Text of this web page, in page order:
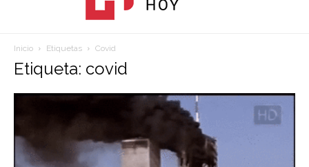
Hoy
Inicio Etiquetas Covid
Etiqueta: covid